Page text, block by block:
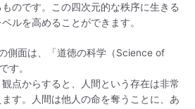
のです。この四次元的な秩序に生きる
ルを高めることができます。
側面は、「道徳の科学（Science of
す。
点からすると、人間という存在は非常
す。人間は他人の命を奪うことに、あ